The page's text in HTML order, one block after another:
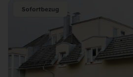
Sofortbezug